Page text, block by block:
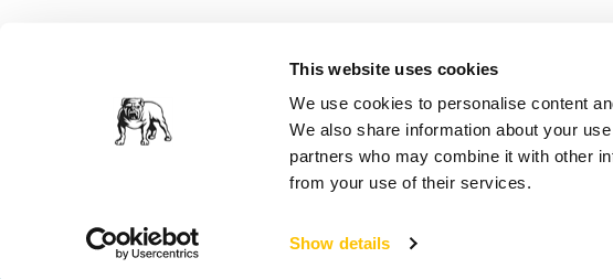
This website uses cookies
We use cookies to personalise content
We also share information about your
partners who may combine it with other
from your use of their services.
Show details
Nous pensons que vous vous trouvez en United States. Souhaitez-vous visiter le site